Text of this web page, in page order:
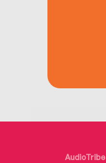
AudioTribe